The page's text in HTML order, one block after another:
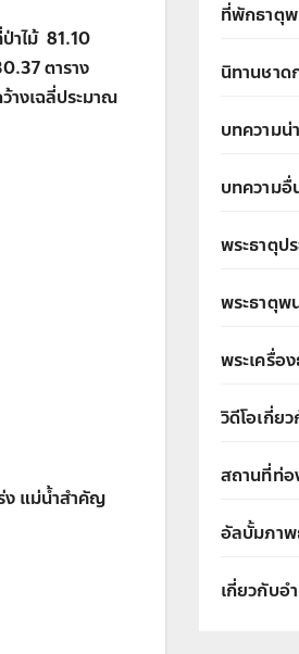
าไม้ 81.10
ตาราง
างเฉลี่ประมาณ
ง แม่น้ำสำคัญ
ที่พักธาตุ
นิทานชาด
บทความน่
บทความอื่
พระธาตุป
พระธาตุพ
พระเครื่อ
วิดีโอเกี่ย
สถานที่ท่อ
อัลบั้มภา
เกี่ยวกับอ